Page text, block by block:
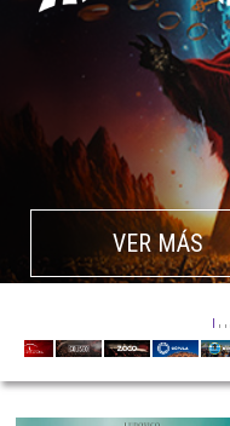
VER MÁS